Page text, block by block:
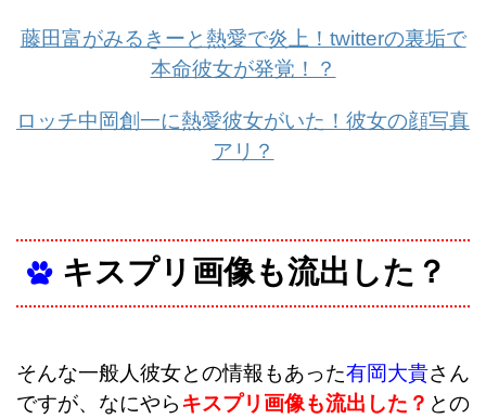
藤田富がみるきーと熱愛で炎上！twitterの裏垢で
本命彼女が発覚！？
ロッチ中岡創一に熱愛彼女がいた！彼女の顔写真
アリ？
キスプリ画像も流出した？
そんな一般人彼女との情報もあった有岡大貴さん
ですが、なにやらキスプリ画像も流出した？ との